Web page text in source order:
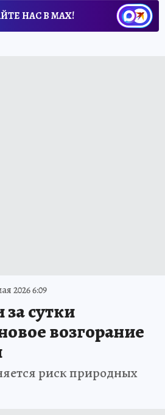
НАС В МАХ!
2026 6:09
сутки
возгорание
риск природных